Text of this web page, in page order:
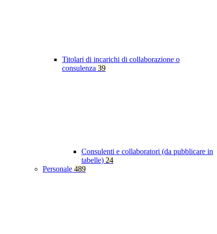
Titolari di incarichi di collaborazione o
consulenza 39
Consulenti e collaboratori (da pubblicare in
tabelle) 24
Personale 489